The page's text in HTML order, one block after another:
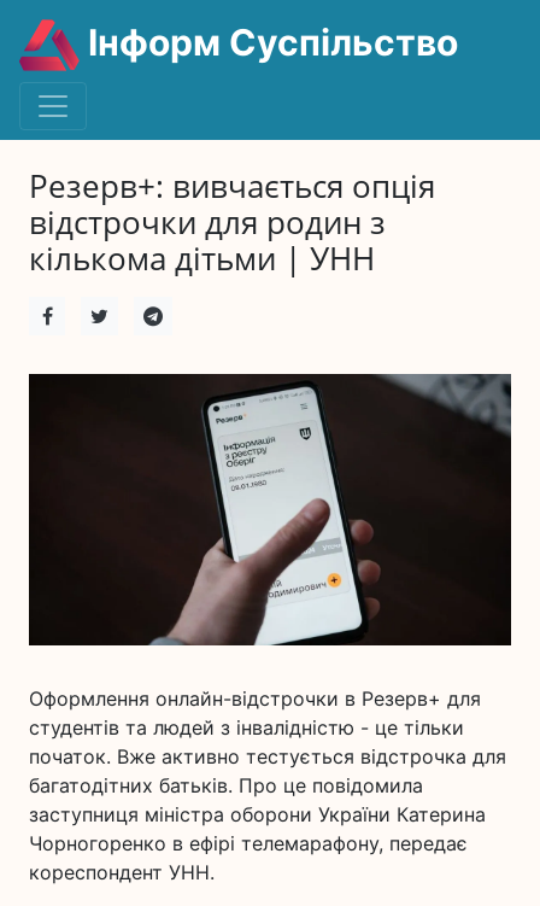
Інформ Суспільство
Резерв+: вивчається опція
відстрочки для родин з
кількома дітьми | УНН
Оформлення онлайн-відстрочки в Резерв+ для
студентів та людей з інвалідністю - це тільки
початок. Вже активно тестується відстрочка для
багатодітних батьків. Про це повідомила
заступниця міністра оборони України Катерина
Чорногоренко в ефірі телемарафону, передає
кореспондент УНН.